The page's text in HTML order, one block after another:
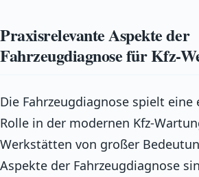
Praxisrelevante Aspekte der
Fahrzeugdiagnose für Kfz-
Die Fahrzeugdiagnose spielt eine
Rolle in der modernen Kfz-
Werkstätten von großer
Aspekte der Fahrzeugdiagnose